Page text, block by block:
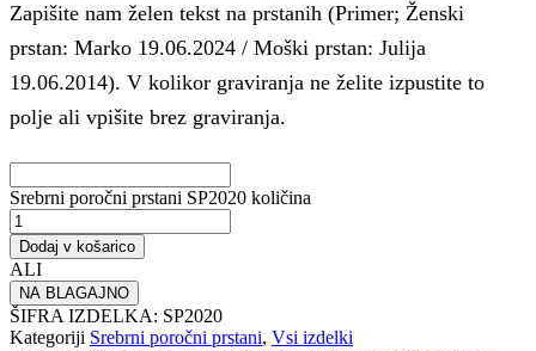
Zapišite nam želen tekst na prstanih (Primer; Ženski
prstan: Marko 19.06.2024 / Moški prstan: Julija
19.06.2014). V kolikor graviranja ne želite izpustite to
polje ali vpišite brez graviranja.
Srebrni poročni prstani SP2020 količina
Dodaj v košarico
ALI
NA BLAGAJNO
ŠIFRA IZDELKA: SP2020
Kategoriji Srebrni poročni prstani, Vsi izdelki